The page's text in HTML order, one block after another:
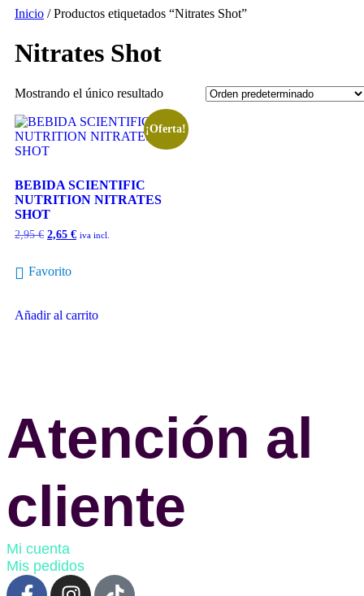
Inicio / Productos etiquetados “Nitrates Shot”
Nitrates Shot
Mostrando el único resultado
¡Oferta!
BEBIDA SCIENTIFIC
NUTRITION NITRATES
SHOT
2,95€ 2,65 € iva incl.
Favorito
Añadir al carrito
Atención al
cliente
Mi cuenta
Mis pedidos